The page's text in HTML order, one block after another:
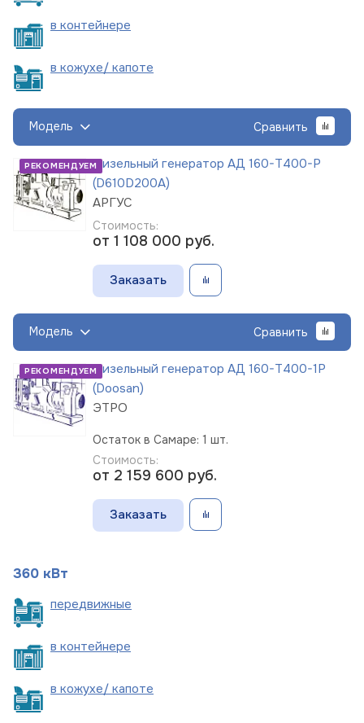
в контейнере
в кожухе/ капоте
Модель Сравнить
РЕКОМЕНДУЕМДизельный генератор АД 160-Т400-Р
(D610D200A)
АРГУС
Стоимость:
от 1 108 000 руб.
Заказать
Модель Сравнить
РЕКОМЕНДУЕМДизельный генератор АД 160-Т400-1Р
(Doosan)
ЭТРО
Остаток в Самаре: 1 шт.
Стоимость:
от 2 159 600 руб.
Заказать
360 кВт
передвижные
в контейнере
в кожухе/ капоте